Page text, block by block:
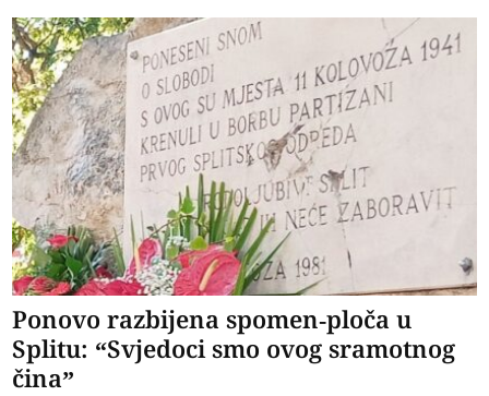
Ponovo razbijena spomen-ploča u
Splitu: “Svjedoci smo ovog sramotnog
čina”